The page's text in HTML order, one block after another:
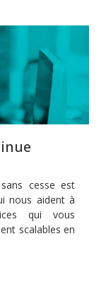
cesse est
nous aident à
qui vous
scalables en